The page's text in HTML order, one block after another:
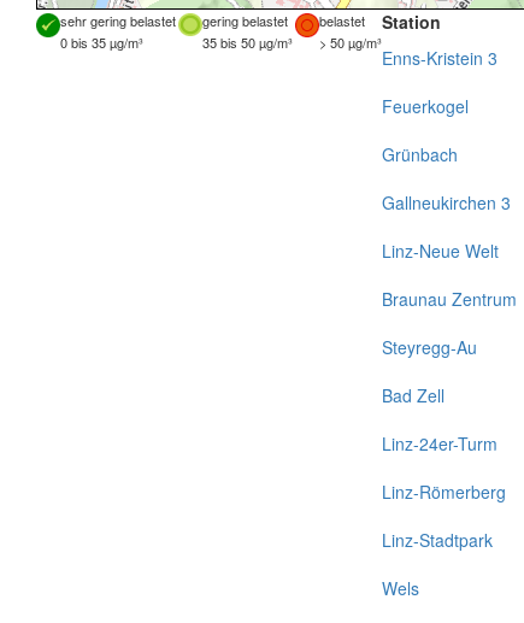
sehr gering belastet gering belastet
belastet
0 bis 35 µg/m³
35 bis 50 µg/m³ > 50 µg/m³
Station
Enns-Kristein 3
Feuerkogel
Grünbach
Gallneukirchen 3
Linz-Neue Welt
Braunau Zentrum
Steyregg-Au
Bad Zell
Linz-24er-Turm
Linz-Römerberg
Linz-Stadtpark
Wels